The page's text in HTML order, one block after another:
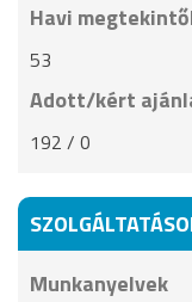
Havi
53
Adott/kért
192 / 0
Munkanyelvek